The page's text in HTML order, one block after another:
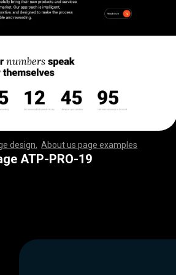
design ,About us page examples
,,,,,,,,,,, ,,,,,,,,,,,,,,,,,,,,,,,,,,,
,,,,,,,,,,, ,,,,,,,,,,,,,,,,,,,,,,,,,,,
,,,,,,,,,,, ,,,,,,,,,,,,,,,,,,,,,,,,,,,
,,,,,,,,,,, ,,,,,,,,,,,,,,,,,,,,,,,,,,,
,,,,,,,,,,, ,,,,,,,,,,,,,,,,,,,,,,,,,,,
,,,,,,,,,,, ,,,,,,,,,,,,,,,,,,,,,,,,,,,
,,,,,,,,,,, ,,,,,,,,,,,,,,,,,,,,,,,,,,,
,,,,,,,,,,, ,,,,,,,,,,,,,,,,,,,,,,,,,,,
ATP-PRO-19